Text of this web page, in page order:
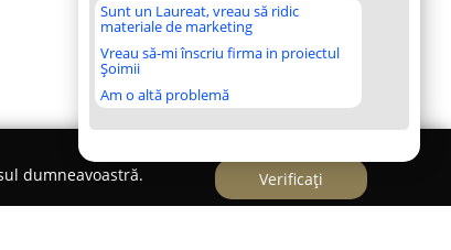
Sunt un Laureat, vreau să ridic
materiale de marketing
Vreau să-mi înscriu firma in proiectul
Șoimii
Am o altă problemă
dumneavoastră.
Verificați